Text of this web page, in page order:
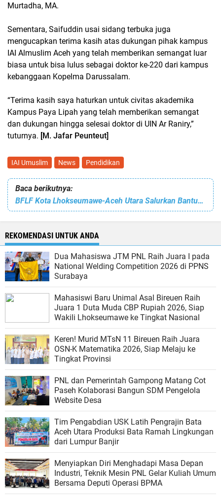
Murtadha, MA.
Sementara, Saifuddin usai sidang terbuka juga
mengucapkan terima kasih atas dukungan pihak kampus
IAI Almuslim Aceh yang telah memberikan semangat luar
biasa untuk bisa lulus sebagai doktor ke-220 dari kampus
kebanggaan Kopelma Darussalam.
“Terima kasih saya haturkan untuk civitas akademika
Kampus Paya Lipah yang telah memberikan semangat
dan dukungan hingga selesai doktor di UIN Ar Raniry,”
tuturnya. [M. Jafar Peunteut]
IAI Umuslim News Pendidikan
Baca berikutnya:
BFLF Kota Lhokseumawe-Aceh Utara Salurkan Bantuan Baju Layak Pakai dan Makanan untuk Pengungsi Rohingya
REKOMENDASI UNTUK ANDA
Dua Mahasiswa JTM PNL Raih Juara I pada
National Welding Competition 2026 di PPNS
Surabaya
Mahasiswi Baru Unimal Asal Bireuen Raih
Juara 1 Duta Muda CBP Rupiah 2026, Siap
Wakili Lhokseumawe ke Tingkat Nasional
Keren! Murid MTsN 11 Bireuen Raih Juara
OSN-K Matematika 2026, Siap Melaju ke
Tingkat Provinsi
PNL dan Pemerintah Gampong Matang Cot
Paseh Kolaborasi Bangun SDM Pengelola
Website Desa
Tim Pengabdian USK Latih Pengrajin Bata
Aceh Utara Produksi Bata Ramah Lingkungan
dari Lumpur Banjir
Menyiapkan Diri Menghadapi Masa Depan
Industri, Teknik Mesin PNL Gelar Kuliah Umum
Bersama Deputi Operasi BPMA